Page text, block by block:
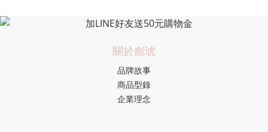
關於彪琥
品牌故事
商品型錄
企業理念